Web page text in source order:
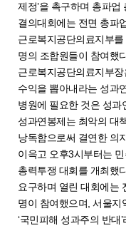
제정’을 촉구하며 총파업
결의대회에는 전면 총파
근로복지공단의료지부
명의 조합원들이 참여했
근로복지공단의료지부
수익을 뽑아내라는 성과
병원에 필요한 것은 성과
성과연봉제는 최악의 대
낭독함으로써 결연한 의
이윽고 오후3시부터는
총력투쟁 대회를 개최했
요구하며 열린 대회에는
명이 참여했으며, 서울지
‘국민피해 성과주의 반대